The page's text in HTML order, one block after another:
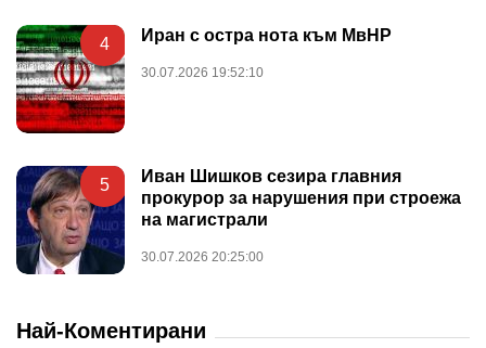
4 Иран с остра нота към МвНР
30.07.2026 19:52:10
5
Иван Шишков сезира главния
прокурор за нарушения при строежа
на магистрали
30.07.2026 20:25:00
Най-Коментирани